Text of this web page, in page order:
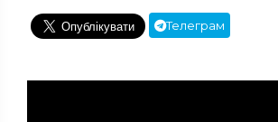
Телеграм